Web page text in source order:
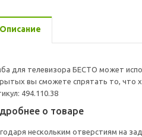
Описание
для телевизора БЕСТО может
вы сможете спрятать то, что
494.110.38
о товаре
нескольким отверстиям на